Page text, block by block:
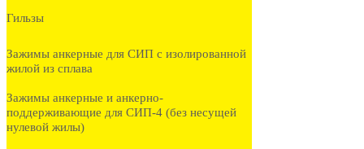
Гильзы
Зажимы анкерные для СИП с изолированной
жилой из сплава
Зажимы анкерные и анкерно-
поддерживающие для СИП-4 (без несущей
нулевой жилы)